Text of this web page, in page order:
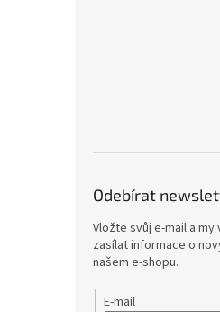
Odebírat
Vložte svůj e-mail a my
zasílat informace o
našem e-shopu.
E-mail